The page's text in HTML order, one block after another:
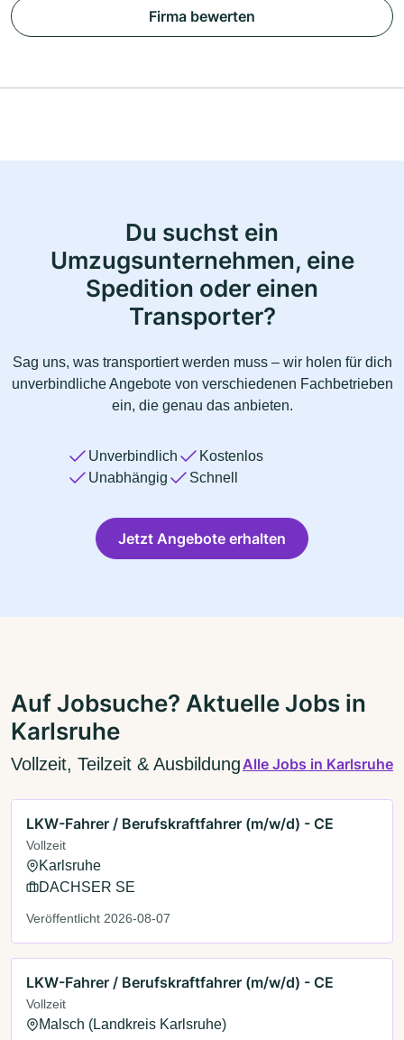
Firma bewerten
Du suchst ein
Umzugsunternehmen, eine
Spedition oder einen
Transporter?
Sag uns, was transportiert werden muss – wir holen für dich
unverbindliche Angebote von verschiedenen Fachbetrieben
ein, die genau das anbieten.
Unverbindlich
Kostenlos
Unabhängig
Schnell
Jetzt Angebote erhalten
Auf Jobsuche? Aktuelle Jobs in
Karlsruhe
Vollzeit, Teilzeit & Ausbildung Alle Jobs in Karlsruhe
LKW-Fahrer / Berufskraftfahrer (m/w/d) - CE
Vollzeit
Karlsruhe
DACHSER SE
Veröffentlicht 2026-08-07
LKW-Fahrer / Berufskraftfahrer (m/w/d) - CE
Vollzeit
Malsch (Landkreis Karlsruhe)